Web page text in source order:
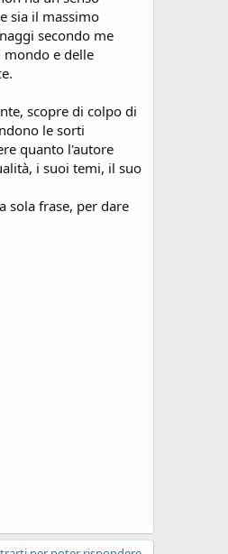
sia il massimo
secondo me
e delle
scopre di colpo di
le sorti
quanto l'autore
i suoi temi, il suo
sola frase, per dare